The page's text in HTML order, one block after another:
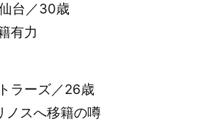
台／30歳
有力
ラーズ／26歳
スへ移籍の噂